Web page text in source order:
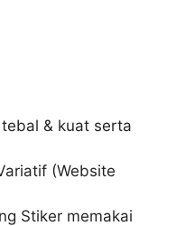
& kuat serta
(Website
Stiker memakai